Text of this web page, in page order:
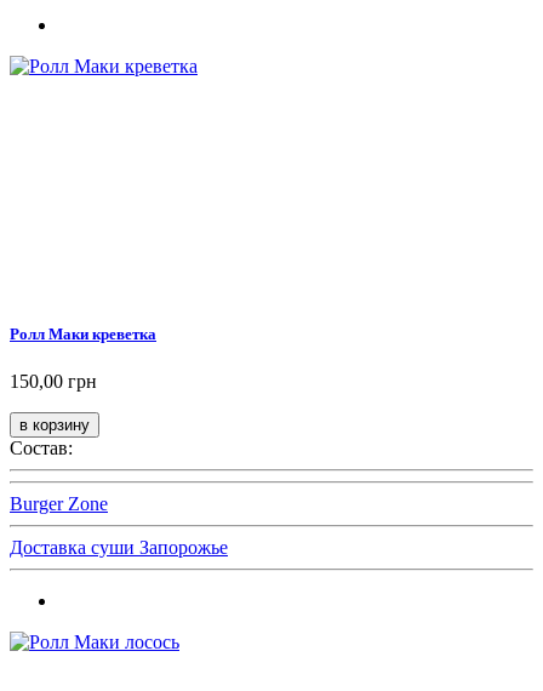
Ролл Маки креветка
150,00 грн
Состав:
Burger Zone
Доставка суши Запорожье